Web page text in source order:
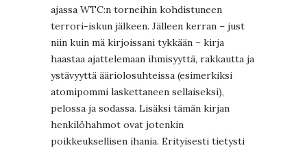
ajassa WTC:n torneihin kohdistuneen
terrori-iskun jälkeen. Jälleen kerran – just
niin kuin mä kirjoissani tykkään – kirja
haastaa ajattelemaan ihmisyyttä, rakkautta ja
ystävyyttä ääriolosuhteissa (esimerkiksi
atomipommi laskettaneen sellaiseksi),
pelossa ja sodassa. Lisäksi tämän kirjan
henkilöhahmot ovat jotenkin
poikkeuksellisen ihania. Erityisesti tietysti